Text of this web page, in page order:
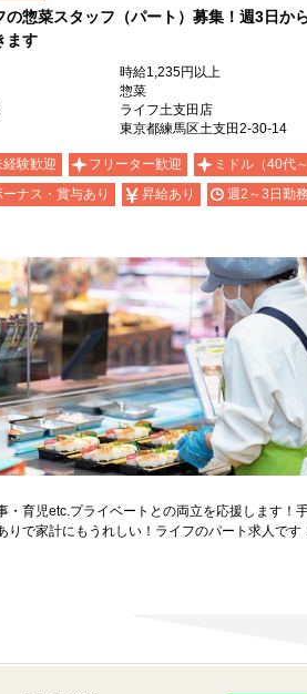
の惣菜スタッフ（パート）募集！週3日か
ます
時給1,235円以上
惣菜
ライフ土支田店
東京都練馬区土支田2-30-14
経験歓迎 フリーター歓迎 ミドル（40代
ーナス・賞与あり
昇給あり 週2～3日勤
・育児etc.プライベートとの両立を応援します！
りで家計にもうれしい！ライフのパート求人です